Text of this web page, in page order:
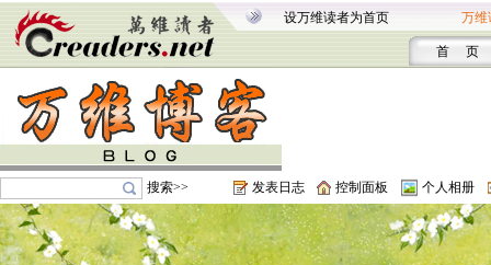
设万维读者为首页 万维
首 页
搜索>> 发表日志 控制面板 个人相册